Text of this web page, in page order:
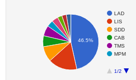
LAD
LIS
SDD
CAB
TMS
MPM
1/2
46.5%